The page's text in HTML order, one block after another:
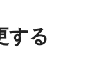
する